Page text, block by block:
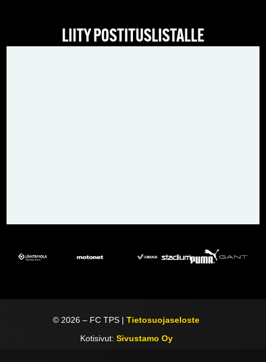
LIITY POSTITUSLISTALLE
©2026 – FC TPS |Tietosuojaseloste
Kotisivut: Sivustamo Oy